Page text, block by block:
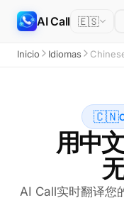
AI Call 🇪🇸
Inicio Idiomas
🇨🇳
用中
AI Call实时翻译您